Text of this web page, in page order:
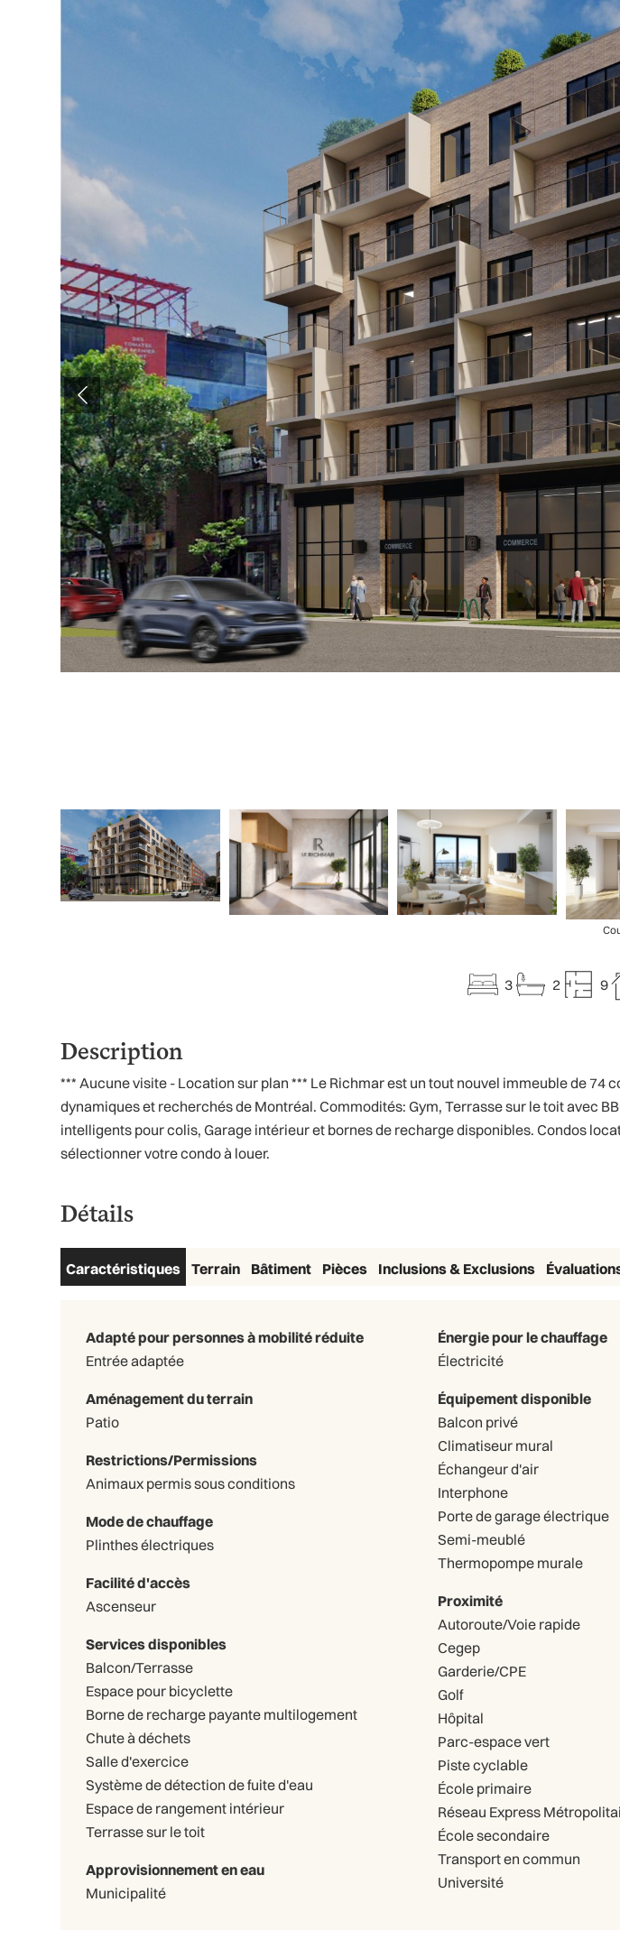
3 2 9
Description
*** Aucune visite - Location sur plan *** Le Richmar est un tout nouvel immeuble de
dynamiques et recherchés de Montréal. Commodités: Gym, Terrasse sur le toit avec
intelligents pour colis, Garage intérieur et bornes de recharge disponibles. Condos
sélectionner votre condo à louer.
Détails
Caractéristiques Terrain Bâtiment Pièces Inclusions & Exclusions
Adapté pour personnes à mobilité réduite
Entrée adaptée
Aménagement du terrain
Patio
Restrictions/Permissions
Animaux permis sous conditions
Mode de chauffage
Plinthes électriques
Facilité d'accès
Ascenseur
Services disponibles
Balcon/Terrasse
Espace pour bicyclette
Borne de recharge payante multilogement
Chute à déchets
Salle d'exercice
Système de détection de fuite d'eau
Espace de rangement intérieur
Terrasse sur le toit
Approvisionnement en eau
Municipalité
Énergie pour le chauffage
Électricité
Équipement disponible
Balcon privé
Climatiseur mural
Échangeur d'air
Interphone
Porte de garage électrique
Semi-meublé
Thermopompe murale
Proximité
Autoroute/Voie rapide
Cegep
Garderie/CPE
Golf
Hôpital
Parc-espace vert
Piste cyclable
École primaire
Réseau Express
École secondaire
Transport en commun
Université